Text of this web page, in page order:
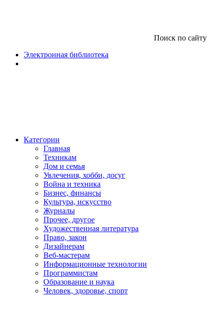
Поиск по сайту
Электронная библиотека
Категории
Главная
Техникам
Дом и семья
Увлечения, хобби, досуг
Война и техника
Бизнес, финансы
Культура, искусство
Журналы
Прочее, другое
Художественная литература
Право, закон
Дизайнерам
Веб-мастерам
Информационные технологии
Программистам
Образование и наука
Человек, здоровье, спорт